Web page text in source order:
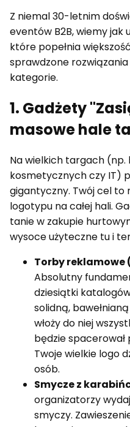
Z niemal 30-letnim
eventów B2B, wiemy jak
które popełnia
sprawdzone
kategorie.
1. Gadżety
masowe hale
Na wielkich targach (np.
kosmetycznych czy IT)
gigantyczny. Twój cel to
logotypu na całej hali.
tanie w zakupie
wysoce użyteczne tu i
Torby
Absolutny
dziesiątki
solidną, bawełnianą
włoży do niej
będzie
Twoje wielkie logo
osób.
Smycze z
organizatorzy
smyczy.